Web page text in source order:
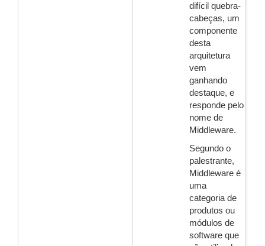
difícil quebra-
cabeças, um
componente
desta
arquitetura
vem
ganhando
destaque, e
responde pelo
nome de
Middleware.
Segundo o
palestrante,
Middleware é
uma
categoria de
produtos ou
módulos de
software que